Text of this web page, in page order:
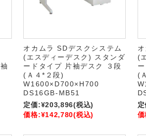
オカムラ SDデスクシステム
(エスディーデスク) スタンダ
ードタイプ 片袖デスク ３段
(Ａ４*２段)
W1600×D700×H700
DS16GB-MB51
定価:¥203,896(税込)
価格:¥142,780(税込)
(
(